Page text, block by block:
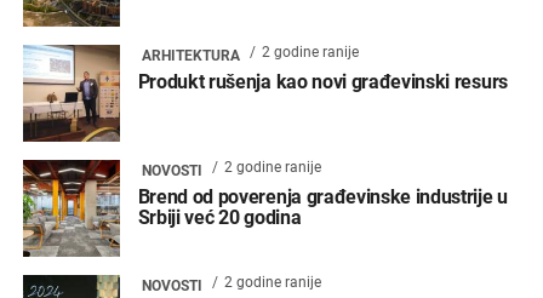
ARHITEKTURA 2 godine ranije
Produkt rušenja kao novi građevinski resurs
NOVOSTI 2 godine ranije
Brend od poverenja građevinske industrije u
Srbiji već 20 godina
NOVOSTI 2 godine ranije